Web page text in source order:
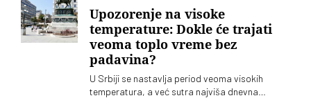
Upozorenje na visoke
temperature: Dokle će trajati
veoma toplo vreme bez
padavina?
U Srbiji se nastavlja period veoma visokih
temperatura, a već sutra najviša dnevna